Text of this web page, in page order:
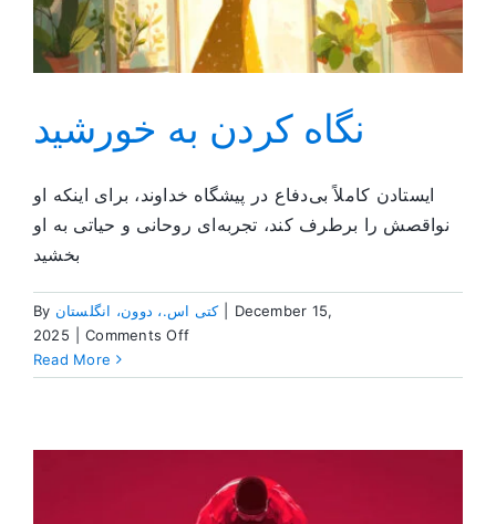
نگاه کردن به خورشید
ایستادن کاملاً بی‌دفاع در پیشگاه خداوند، برای اینکه او
نواقصش را برطرف کند، تجربه‌ای روحانی و حیاتی به او
بخشید
By کتی اس.، دوون، انگلستان
December 15,
2025
Comments Offon
کردن
Read More